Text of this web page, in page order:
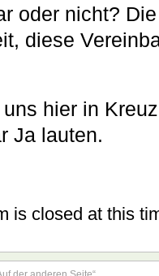
oder nicht?
diese
hier in
Ja lauten.
is closed at this